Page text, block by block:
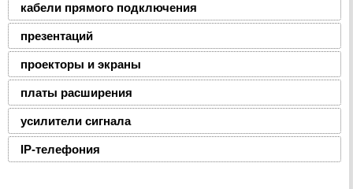
кабели прямого подключения
презентаций
проекторы и экраны
платы расширения
усилители сигнала
IP-телефония